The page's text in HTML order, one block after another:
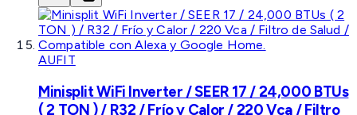
AUFIT
Minisplit WiFi Inverter / SEER 17 / 24,000 BTUs
( 2 TON ) / R32 / Frío y Calor / 220 Vca / Filtro